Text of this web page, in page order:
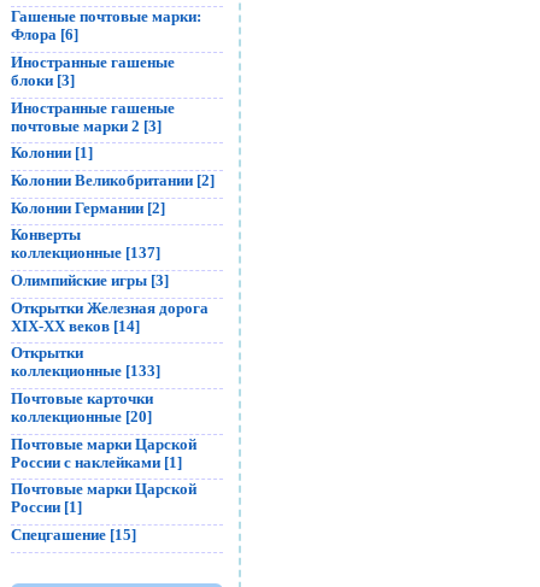
Гашеные почтовые марки:
Флора [6]
Иностранные гашеные
блоки [3]
Иностранные гашеные
почтовые марки 2 [3]
Колонии [1]
Колонии Великобритании [2]
Колонии Германии [2]
Конверты
коллекционные [137]
Олимпийские игры [3]
Открытки Железная дорога
XIX-XX веков [14]
Открытки
коллекционные [133]
Почтовые карточки
коллекционные [20]
Почтовые марки Царской
России с наклейками [1]
Почтовые марки Царской
России [1]
Спецгашение [15]